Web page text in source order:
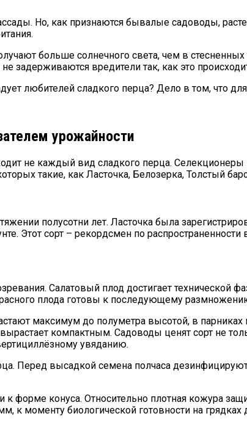
Но, как признаются бывалые садоводы,
больше солнечного света, чем в
задерживаются вредители так, как это
любителей сладкого перца? Дело в том, что
урожайности
не каждый вид сладкого перца.
такие, как Ласточка, Белозерка, Толстый
полусотни лет. Ласточка была
Этот сорт – рекордсмен по
Салатовый плод достигает
плода готовы к последующему
максимум до полуметра высотой, в
компактным. Садоводы ценят сорт не
увяданию.
Перед высадкой семена полчаса
форме конуса. Относительно плотная кожура
к моменту биологической готовности на